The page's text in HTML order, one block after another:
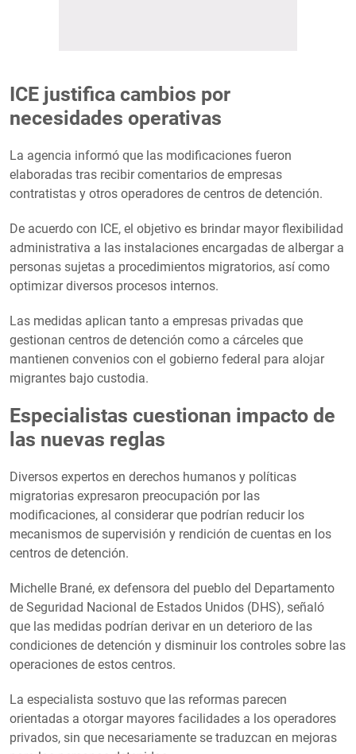
ICE justifica cambios por
necesidades operativas
La agencia informó que las modificaciones fueron
elaboradas tras recibir comentarios de empresas
contratistas y otros operadores de centros de detención.
De acuerdo con ICE, el objetivo es brindar mayor flexibilidad
administrativa a las instalaciones encargadas de albergar a
personas sujetas a procedimientos migratorios, así como
optimizar diversos procesos internos.
Las medidas aplican tanto a empresas privadas que
gestionan centros de detención como a cárceles que
mantienen convenios con el gobierno federal para alojar
migrantes bajo custodia.
Especialistas cuestionan impacto de
las nuevas reglas
Diversos expertos en derechos humanos y políticas
migratorias expresaron preocupación por las
modificaciones, al considerar que podrían reducir los
mecanismos de supervisión y rendición de cuentas en los
centros de detención.
Michelle Brané, ex defensora del pueblo del Departamento
de Seguridad Nacional de Estados Unidos (DHS), señaló
que las medidas podrían derivar en un deterioro de las
condiciones de detención y disminuir los controles sobre las
operaciones de estos centros.
La especialista sostuvo que las reformas parecen
orientadas a otorgar mayores facilidades a los operadores
privados, sin que necesariamente se traduzcan en mejoras